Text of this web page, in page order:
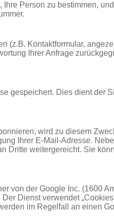
Person zu bestimmen,
(z.B. Kontaktformular,
Ihrer Anfrage
gespeichert. Dies dient der
wird zu diesem
Ihrer E-Mail-Adresse.
Dritte weitergereicht. Sie
von der Google Inc. (1600
Dienst verwendet
im Regelfall an einen